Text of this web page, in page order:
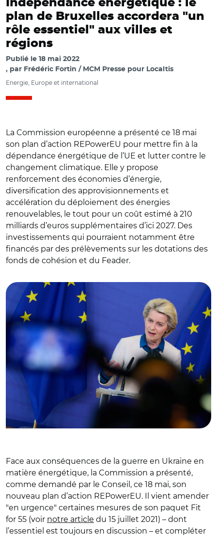
Indépendance énergétique : le
plan de Bruxelles accordera "un
rôle essentiel" aux villes et
régions
Publié le 18 mai 2022
par Frédéric Fortin / MCM Presse pour Localtis
Energie, Europe et international
La Commission européenne a présenté ce 18 mai
son plan d’action REPowerEU pour mettre fin à la
dépendance énergétique de l’UE et lutter contre le
changement climatique. Elle y propose
renforcement des économies d’énergie,
diversification des approvisionnements et
accélération du déploiement des énergies
renouvelables, le tout pour un coût estimé à 210
milliards d’euros supplémentaires d’ici 2027. Des
investissements qui pourraient notamment être
financés par des prélèvements sur les dotations des
fonds de cohésion et du Feader.
Face aux conséquences de la guerre en Ukraine en
matière énergétique, la Commission a présenté,
comme demandé par le Conseil, ce 18 mai, son
nouveau plan d’action REPowerEU. Il vient amender
"en urgence" certaines mesures de son paquet Fit
for 55 (voir notre article du 15 juillet 2021) – dont
l’essentiel est toujours en discussion – et compléter